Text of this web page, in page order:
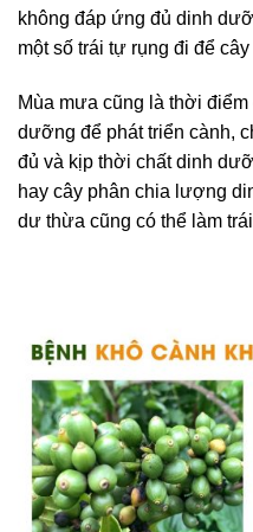
không đáp ứng đủ dinh
một số trái tự rụng đi để
Mùa mưa cũng là thời
dưỡng để phát triển cành,
đủ và kịp thời chất dinh
hay cây phân chia lượng
dư thừa cũng có thể làm